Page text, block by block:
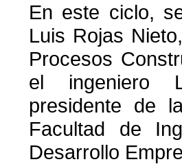
En este ciclo,
Luis Rojas
Procesos
el ingeniero
presidente de
Facultad de
Desarrollo